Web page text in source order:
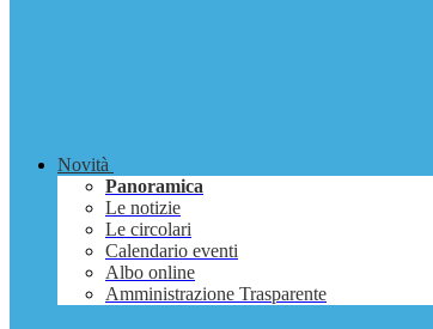
Novità
Panoramica
Le notizie
Le circolari
Calendario eventi
Albo online
Amministrazione Trasparente